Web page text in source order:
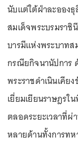
นับแต่ใต้ฝ่าละออง
สมเด็จพระบรมราชิ
บารมีแห่งพระบาทส
กรณียกิจนานัปการ
พระราชดำเนินเคีย
เยี่ยมเยียนราษฎร
ตลอดระยะเวลาที่
หลายด้านทั้งการท